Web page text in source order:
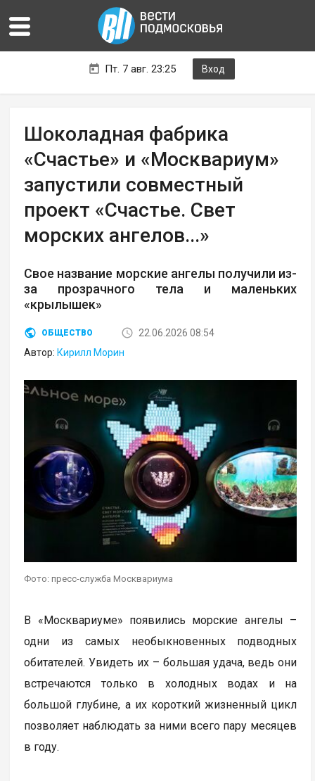
Пт. 7 авг. 23:25 Вход
Шоколадная фабрика
«Счастье» и «Москвариум»
запустили совместный
проект «Счастье. Свет
морских ангелов...»
Свое название морские ангелы получили из-
за прозрачного тела и маленьких
«крылышек»
ОБЩЕСТВО
22.06.2026 08:54
Автор: Кирилл Морин
Фото: пресс-служба Москвариума
В «Москвариуме» появились морские ангелы –
одни из самых необыкновенных подводных
обитателей. Увидеть их – большая удача, ведь они
встречаются только в холодных водах и на
большой глубине, а их короткий жизненный цикл
позволяет наблюдать за ними всего пару месяцев
в году.